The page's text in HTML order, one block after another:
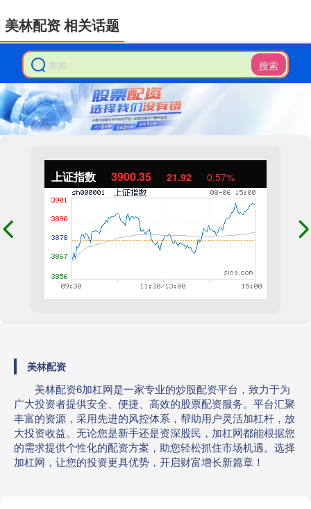
搜索
上证指数 3900.35 21.92 0.57%
美林配资
美林配资6加杠网是一家专业的炒股配资平台，致力于为
广大投资者提供安全、便捷、高效的股票配资服务。平台汇聚
丰富的资源，采用先进的风控体系，帮助用户灵活加杠杆，放
大投资收益。无论您是新手还是资深股民，加杠网都能根据您
的需求提供个性化的配资方案，助您轻松抓住市场机遇。选择
加杠网，让您的投资更具优势，开启财富增长新篇章！
美林配资 相关话题